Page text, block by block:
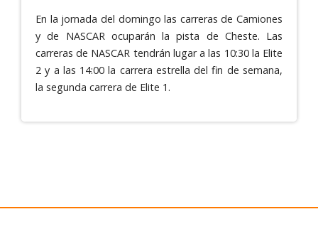
En la jornada del domingo las carreras de Camiones
y de NASCAR ocuparán la pista de Cheste. Las
carreras de NASCAR tendrán lugar a las 10:30 la Elite
2 y a las 14:00 la carrera estrella del fin de semana,
la segunda carrera de Elite 1.